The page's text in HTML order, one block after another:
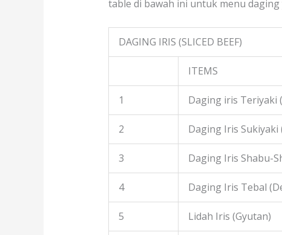
table di bawah ini untuk menu
DAGING IRIS (SLICED BEEF)
ITEMS
1 Daging iris Teriyaki
2 Daging Iris Sukiyaki
3 Daging Iris Shabu-
4 Daging Iris Tebal
5 Lidah Iris (Gyutan)